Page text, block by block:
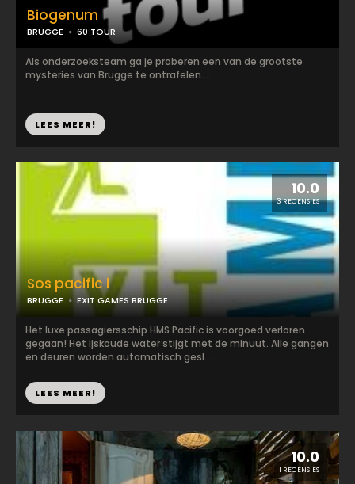
Biogenum
BRUGGE 60 TOUR
Als onderzoeksteam ga je proberen een van de grootste
mysteries van Brugge te ontrafelen....
LEES MEER!
10.0
1 RECENSIES
10.0
3 RECENSIES
Sos pacific i
BRUGGE EXIT GAMES BRUGGE
Het luxe passagiersschip HMS Pacific is voorgoed verloren
gegaan! Het ijskoude water stijgt met de minuut. Alle gangen
en deuren worden automatisch gesl...
LEES MEER!